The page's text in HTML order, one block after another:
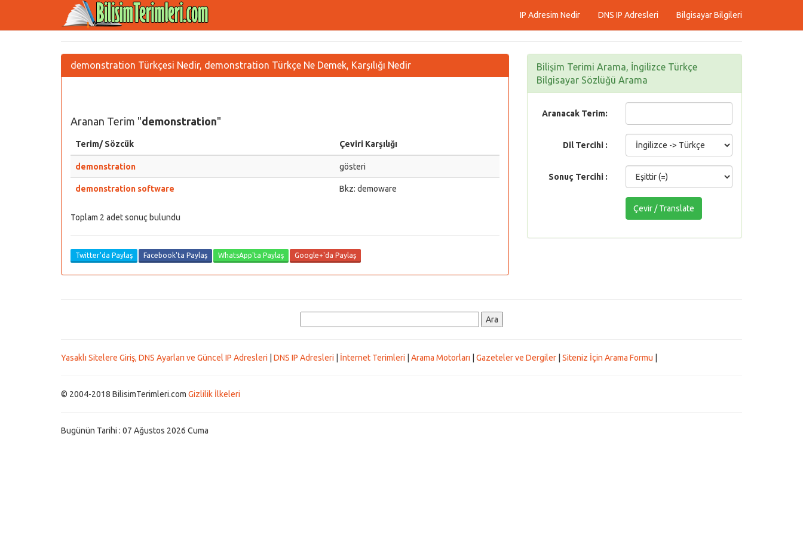
IP Adresim Nedir DNS IP Adresleri Bilgisayar Bilgileri
demonstration Türkçesi Nedir, demonstration Türkçe Ne Demek, Karşılığı Nedir
Aranan Terim "demonstration"
Terim/ Sözcük Çeviri Karşılığı
demonstration gösteri
demonstration software Bkz: demoware
Toplam 2 adet sonuç bulundu
Twitter'da Paylaş Facebook'ta Paylaş WhatsApp'ta Paylaş Google+'da Paylaş
Bilişim Terimi Arama, İngilizce Türkçe
Bilgisayar Sözlüğü Arama
Aranacak Terim:
Dil Tercihi :
Sonuç Tercihi :
Yasaklı Sitelere Giriş, DNS Ayarları ve Güncel IP Adresleri DNS IP Adresleri İnternet Terimleri Arama Motorları Gazeteler ve Dergiler Siteniz İçin Arama Formu
© 2004-2018 BilisimTerimleri.com Gizlilik İlkeleri
Bugünün Tarihi : 07 Ağustos 2026 Cuma